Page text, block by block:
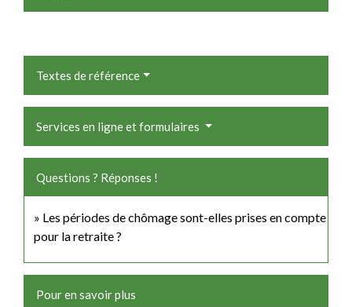
Textes de référence
Services en ligne et formulaires
Questions ? Réponses !
Les périodes de chômage sont-elles prises en compte
pour la retraite ?
Pour en savoir plus